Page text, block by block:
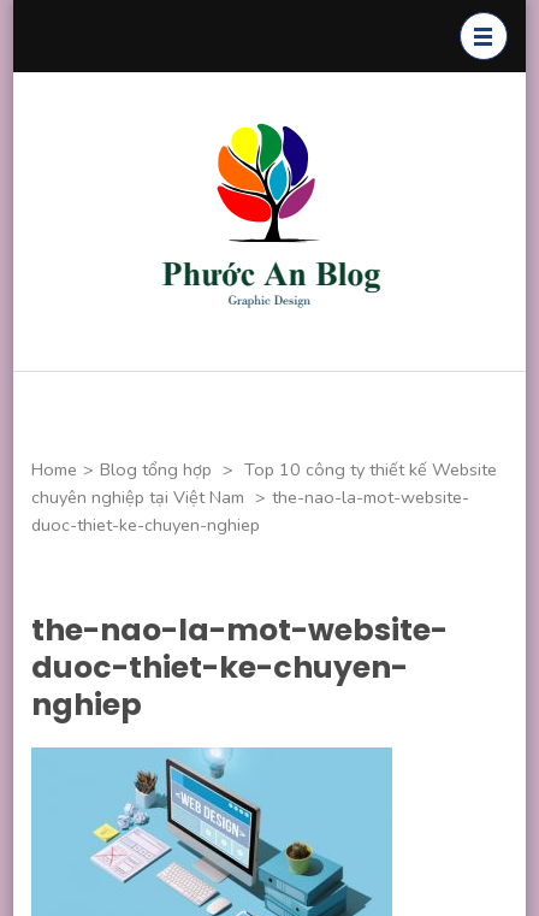
Home > Blog tổng hợp > Top 10 công ty thiết kế Website
chuyên nghiệp tại Việt Nam > the-nao-la-mot-website-
duoc-thiet-ke-chuyen-nghiep
the-nao-la-mot-website-
duoc-thiet-ke-chuyen-
nghiep